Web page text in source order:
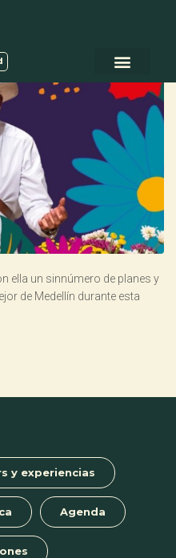
ella un sinnúmero de planes y
de Medellín durante esta
y experiencias
Agenda